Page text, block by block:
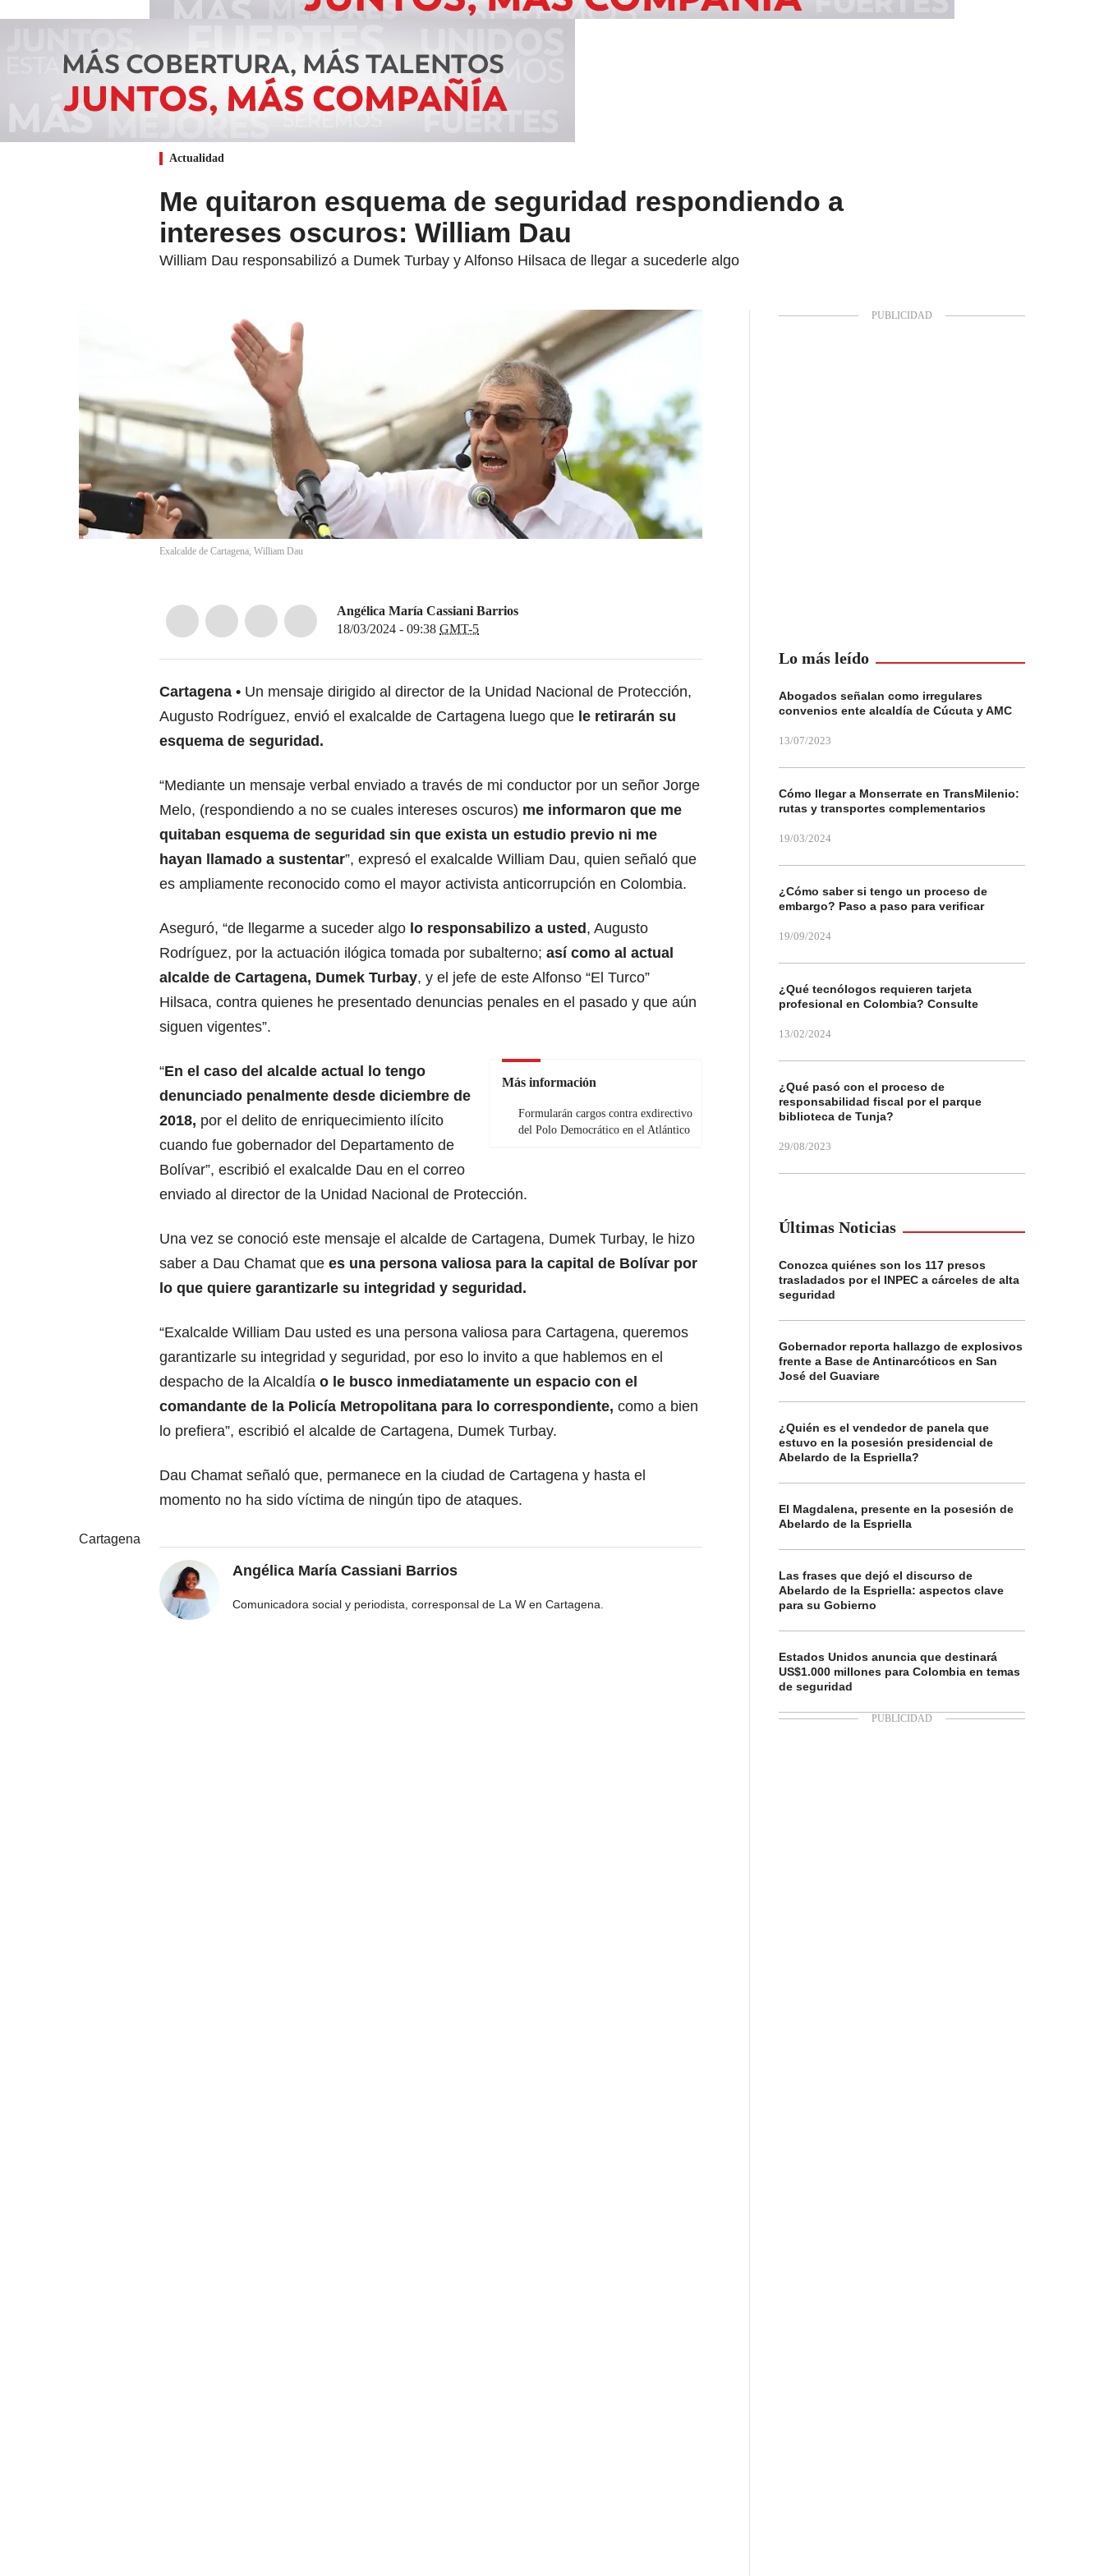
Actualidad
Me quitaron esquema de seguridad respondiendo a
intereses oscuros: William Dau
William Dau responsabilizó a Dumek Turbay y Alfonso Hilsaca de llegar a sucederle algo
Exalcalde de Cartagena, William Dau
Angélica María Cassiani Barrios
18/03/2024 - 09:38 GMT-5
Cartagena
Un mensaje dirigido al director de la Unidad Nacional de Protección,
Augusto Rodríguez, envió el exalcalde de Cartagena luego que le retirarán su
esquema de seguridad.
“Mediante un mensaje verbal enviado a través de mi conductor por un señor Jorge
Melo, (respondiendo a no se cuales intereses oscuros) me informaron que me
quitaban esquema de seguridad sin que exista un estudio previo ni me
hayan llamado a sustentar”, expresó el exalcalde William Dau, quien señaló que
es ampliamente reconocido como el mayor activista anticorrupción en Colombia.
Aseguró, “de llegarme a suceder algo lo responsabilizo a usted, Augusto
Rodríguez, por la actuación ilógica tomada por subalterno; así como al actual
alcalde de Cartagena, Dumek Turbay, y el jefe de este Alfonso “El Turco”
Hilsaca, contra quienes he presentado denuncias penales en el pasado y que aún
siguen vigentes”.
Más información
Formularán cargos contra exdirectivo
del Polo Democrático en el Atlántico
“En el caso del alcalde actual lo tengo
denunciado penalmente desde diciembre de
2018, por el delito de enriquecimiento ilícito
cuando fue gobernador del Departamento de
Bolívar”, escribió el exalcalde Dau en el correo
enviado al director de la Unidad Nacional de Protección.
Una vez se conoció este mensaje el alcalde de Cartagena, Dumek Turbay, le hizo
saber a Dau Chamat que es una persona valiosa para la capital de Bolívar por
lo que quiere garantizarle su integridad y seguridad.
“Exalcalde William Dau usted es una persona valiosa para Cartagena, queremos
garantizarle su integridad y seguridad, por eso lo invito a que hablemos en el
despacho de la Alcaldía o le busco inmediatamente un espacio con el
comandante de la Policía Metropolitana para lo correspondiente, como a bien
lo prefiera”, escribió el alcalde de Cartagena, Dumek Turbay.
Dau Chamat señaló que, permanece en la ciudad de Cartagena y hasta el
momento no ha sido víctima de ningún tipo de ataques.
Cartagena
Angélica María Cassiani Barrios
Comunicadora social y periodista, corresponsal de La W en Cartagena.
Lo más leído
Abogados señalan como irregulares
convenios ente alcaldía de Cúcuta y AMC
13/07/2023
Cómo llegar a Monserrate en TransMilenio:
rutas y transportes complementarios
19/03/2024
¿Cómo saber si tengo un proceso de
embargo? Paso a paso para verificar
19/09/2024
¿Qué tecnólogos requieren tarjeta
profesional en Colombia? Consulte
13/02/2024
¿Qué pasó con el proceso de
responsabilidad fiscal por el parque
biblioteca de Tunja?
29/08/2023
Últimas Noticias
Conozca quiénes son los 117 presos
trasladados por el INPEC a cárceles de alta
seguridad
Gobernador reporta hallazgo de explosivos
frente a Base de Antinarcóticos en San
José del Guaviare
¿Quién es el vendedor de panela que
estuvo en la posesión presidencial de
Abelardo de la Espriella?
El Magdalena, presente en la posesión de
Abelardo de la Espriella
Las frases que dejó el discurso de
Abelardo de la Espriella: aspectos clave
para su Gobierno
Estados Unidos anuncia que destinará
US$1.000 millones para Colombia en temas
de seguridad